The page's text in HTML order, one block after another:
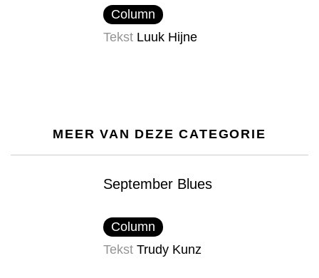
Column
Tekst Luuk Hijne
MEER VAN DEZE CATEGORIE
September Blues
Column
Tekst Trudy Kunz